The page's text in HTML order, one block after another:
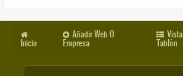
Inicio
Añadir Web O
Empresa
Vista
Tablón